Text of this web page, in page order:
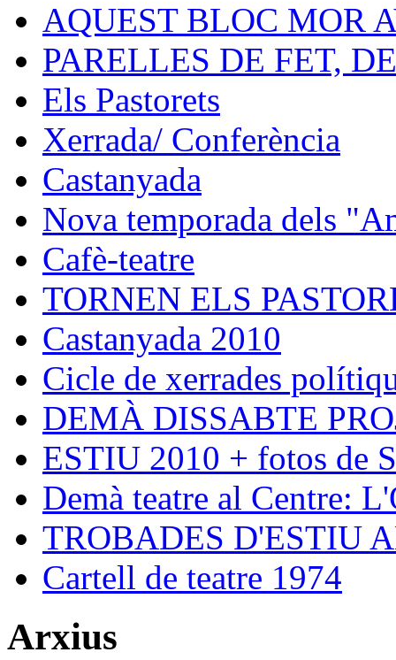
AQUEST BLOC MOR
PARELLES DE FET,
Els Pastorets
Xerrada/ Conferència
Castanyada
Nova temporada dels
Cafè-teatre
TORNEN ELS
Castanyada 2010
Cicle de xerrades
DEMÀ DISSABTE
ESTIU 2010 + fotos de
Demà teatre al Centre:
TROBADES D'ESTIU
Cartell de teatre 1974
Arxius